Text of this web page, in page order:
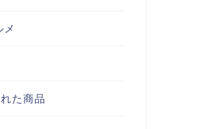
た商品